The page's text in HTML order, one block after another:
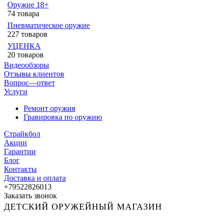
Оружие 18+
74 товара
Пневматическое оружие
227 товаров
УЦЕНКА
20 товаров
Видеообзоры
Отзывы клиентов
Вопрос—ответ
Услуги
Ремонт оружия
Гравировка по оружию
Страйкбол
Акции
Гарантии
Блог
Контакты
Доставка и оплата
+79522826013
Заказать звонок
ДЕТСКИЙ ОРУЖЕЙНЫЙ МАГАЗИН